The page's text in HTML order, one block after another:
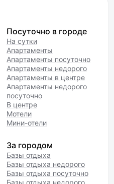
Посуточно в городе
На сутки
Апартаменты
Апартаменты посуточно
Апартаменты недорого
Апартаменты в центре
Апартаменты недорого
посуточно
В центре
Мотели
Мини-отели
За городом
Базы отдыха
Базы отдыха недорого
Базы отдыха посуточно
Базы отдыха недорого